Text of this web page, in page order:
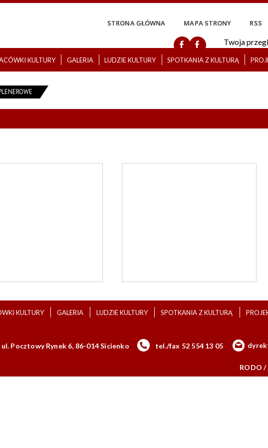
STRONA GŁÓWNA MAPA STRONY RSS
Twoja
KULTURY GALERIA LUDZIE KULTURY SPOTKANIA Z KULTURĄ
KULTURY GALERIA LUDZIE KULTURY SPOTKANIA Z KULTURĄ
ul. Pocztowy Rynek 6, 86-014 Sicienko tel./fax 52 554 13 05
RODO